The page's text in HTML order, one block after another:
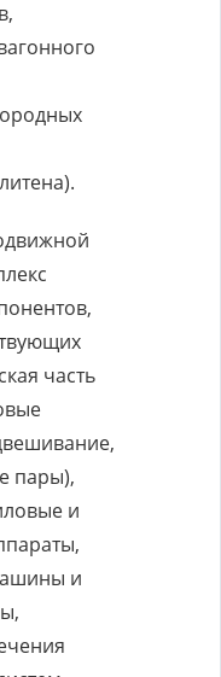
часть
пары),
и
и